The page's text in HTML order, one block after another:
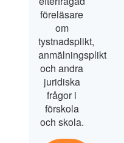
föreläsare
om
tystnadsplikt,
anmälningsplikt
och andra
juridiska
frågor i
förskola
och skola.